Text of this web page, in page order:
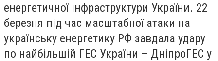
енергетичної інфраструктури України. 22
березня під час масштабної атаки на
українську енергетику РФ завдала удару
по найбільшій ГЕС України – ДніпроГЕС у